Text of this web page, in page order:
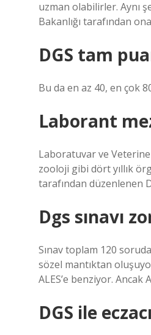
uzman olabilirler. Aynı
Bakanlığı tarafından
DGS tam
Bu da en az 40, en çok
Laborant
Laboratuvar ve
zooloji gibi dört yıllık
tarafından düzenlenen
Dgs sınavı
Sınav toplam 120
sözel mantıktan
ALES’e benziyor. Ancak
DGS ile